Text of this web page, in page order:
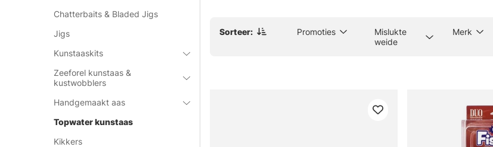
Chatterbaits & Bladed Jigs
Jigs
Kunstaaskits
Zeeforel kunstaas &
kustwobblers
Handgemaakt aas
Topwater kunstaas
Kikkers
Sorteer: Promoties
Mislukte
weide
Merk